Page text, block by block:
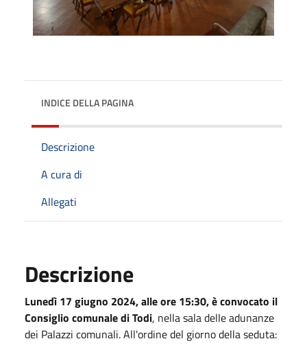
INDICE DELLA PAGINA
Descrizione
A cura di
Allegati
Descrizione
Lunedì 17 giugno 2024, alle ore 15:30, è convocato il
Consiglio comunale di Todi, nella sala delle adunanze
dei Palazzi comunali.All'ordine del giorno della seduta: